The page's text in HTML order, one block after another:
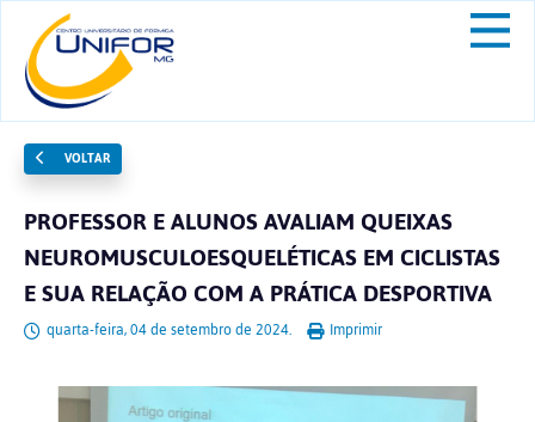
VOLTAR
PROFESSOR E ALUNOS AVALIAM QUEIXAS
NEUROMUSCULOESQUELÉTICAS EM CICLISTAS
E SUA RELAÇÃO COM A PRÁTICA DESPORTIVA
quarta-feira, 04 de setembro de 2024. Imprimir